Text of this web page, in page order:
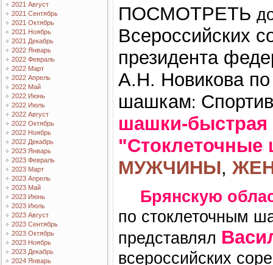
2021 Август
2021 Сентябрь
2021 Октябрь
2021 Ноябрь
2021 Декабрь
2022 Январь
2022 Февраль
2022 Март
2022 Апрель
2022 Май
2022 Июнь
2022 Июль
2022 Август
2022 Октябрь
2022 Ноябрь
2022 Декабрь
2023 Январь
2023 Февраль
2023 Март
2023 Апрель
2023 Май
2023 Июнь
2023 Июль
2023 Август
2023 Сентябрь
2023 Октябрь
2023 Ноябрь
2023 Декабрь
2024 Январь
ПОСМОТРЕТЬ
Всероссийских
президента
А.Н. Новикова по
шашкам:
шашки-быстрая
"Стоклеточные
МУЖЧИНЫ,
Брянскую
по стоклеточным
представлял
всероссийских